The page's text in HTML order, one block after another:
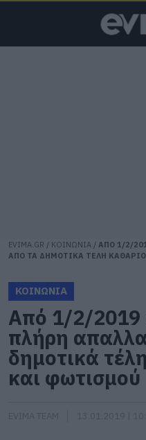
EVIMA.GR / ΚΟΙΝΩΝΙΑ / ΑΠΟ 1/2/
ΑΠΟ ΤΑ ΔΗΜΟΤΙΚΑ ΤΕΛΗ
ΚΟΙΝΩΝΙΑ
Από 1/2/2019
πλήρη
δημοτικά
και φωτισμού